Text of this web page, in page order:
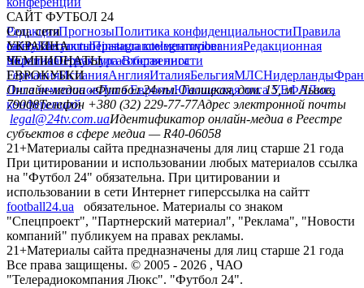
САЙТ ФУТБОЛ 24
РедакцияПрогнозыПолитика конфиденциальностиПравила
сайтуКонтактыПравила комментированияРедакционная
политикаСтруктура собственности
Соц. сети
facebookxyoutubeinstagramtelegramviber
УКРАИНА
УкраинаПервая лигаВторая лига
ЧЕМПИОНАТЫ
ГерманияИспанияАнглияИталияБельгияМЛСНидерланды
ЕВРОКУБКИ
Лига чемпионовЛига ЕвропыЮношеская лига УЕФАЛига
конференций
Онлайн-медиа «Футбол 24»пл. Галицкая, дом. 15, м. Львов,
79008Телефон +380 (32) 229-77-77Адрес электронной почты
legal@24tv.com.uaИдентификатор онлайн-медиа в Реестре
субъектов в сфере медиа — R40-06058
21+Материалы сайта предназначены для лиц старше 21 года
При цитировании и использовании любых материалов ссылка
на "Футбол 24" обязательна. При цитировании и
использовании в сети Интернет гиперссылка на сайтт
football24.ua
обязательное. Материалы со знаком
"Спецпроект", "Партнерский материал", "Реклама", "Новости
компаний" публикуем на правах рекламы.
21+Материалы сайта предназначены для лиц старше 21 года
Все права защищены. © 2005 - 2026 , ЧАО
"Телерадиокомпания Люкс". "Футбол 24".